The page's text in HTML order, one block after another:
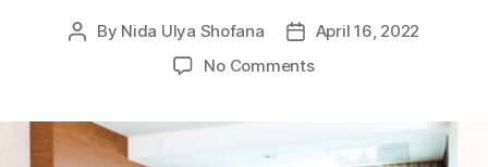
Post
By Nida Ulya Shofana
PostApril 16, 2022
No Commentson
Pekerjaan,